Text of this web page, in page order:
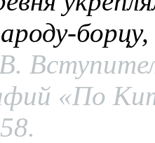
«По